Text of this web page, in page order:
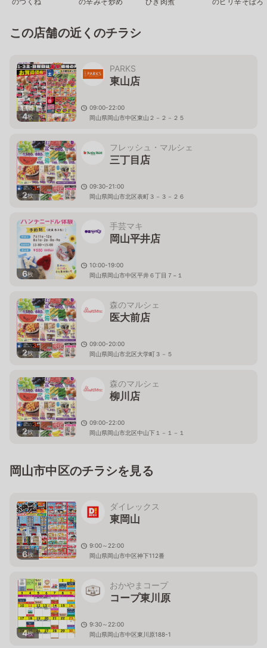
この店舗の近くのチラシ
4枚
PARKS
東山店
09:00-22:00
岡山県岡山市中区東山２－２－２５
2枚
フレッシュ・マルシェ
三丁目店
09:30-21:00
岡山県岡山市北区表町３－３－２６
6枚
手芸マキ
岡山平井店
10:00-19:00
岡山県岡山市中区平井６丁目７−１
2枚
森のマルシェ
医大前店
09:00-20:00
岡山県岡山市北区大学町３－５
2枚
森のマルシェ
柳川店
09:00-22:00
岡山県岡山市北区中山下１－１－１
岡山市中区のチラシを見る
6枚
ダイレックス
東岡山
9:00～22:00
岡山県岡山市中区神下112番
4枚
おかやまコープ
コープ東川原
9:30～22:00
岡山県岡山市中区東川原188-1